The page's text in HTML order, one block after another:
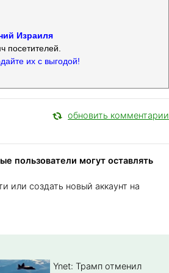
Израиля
посетителей.
их с выгодой!
обновить комментарии
пользователи могут оставлять
или создать новый аккаунт на
Ynet: Трамп отменил